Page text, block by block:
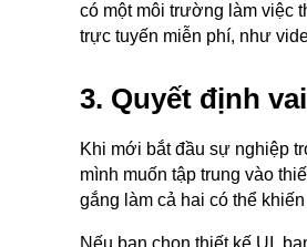
có một môi trường làm việc
trực tuyến miễn phí, như
3. Quyết định
Khi mới bắt đầu sự nghiệp
mình muốn tập trung vào
gắng làm cả hai có thể
Nếu bạn chọn thiết kế UI,